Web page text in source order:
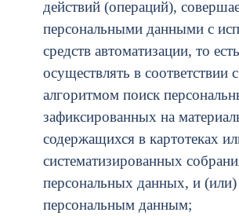
действий (операций),
персональными данными с
средств автоматизации, то
осуществлять в соответствии
алгоритмом поиск
зафиксированных на
содержащихся в картотеках
систематизированных
персональных данных, и (или)
персональным данным;